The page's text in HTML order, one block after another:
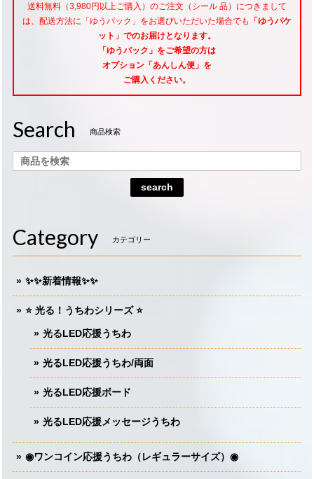
送料無料（3,980円以上ご購入）のご注文（シール 品）につきまして
は、配送方法に「ゆうパック」をお選びいただいた場合でも
「ゆうパケ
ット」でのお届けとなります。
「ゆうパック」をご希望の方は
オプション「あんしん便」 を
ご購入ください。
Search 商品検索
search
Category カテゴリー
✨✨新着情報✨✨
⭐️ 光る！うちわシリーズ ⭐️
光るLED応援うちわ
光るLED応援うちわ/両面
光るLED応援ボード
光るLED応援メッセージうちわ
◉ワンコイン応援うちわ（レギュラーサイズ）◉